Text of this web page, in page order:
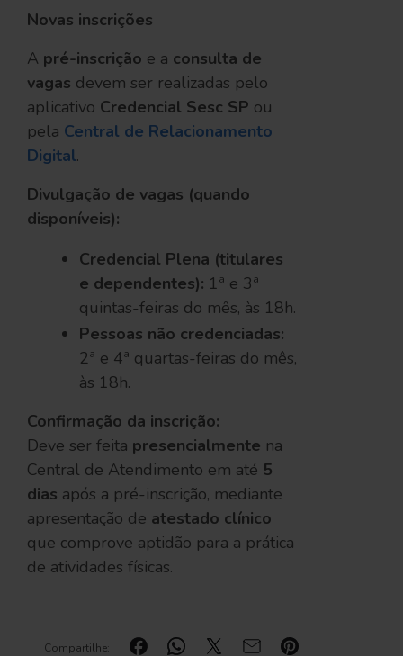
Compartilhe:
Novas inscrições
A pré-inscrição e a consulta de
vagas devem ser realizadas pelo
aplicativo Credencial Sesc SP ou
pela Central de Relacionamento
Digital.
Divulgação de vagas (quando
disponíveis):
Credencial Plena (titulares
e dependentes): 1ª e 3ª
quintas-feiras do mês, às 18h.
Pessoas não credenciadas:
2ª e 4ª quartas-feiras do mês,
às 18h.
Confirmação da inscrição:
Deve ser feita presencialmente na
Central de Atendimento em até 5
dias após a pré-inscrição, mediante
apresentação de atestado clínico
que comprove aptidão para a prática
de atividades físicas.